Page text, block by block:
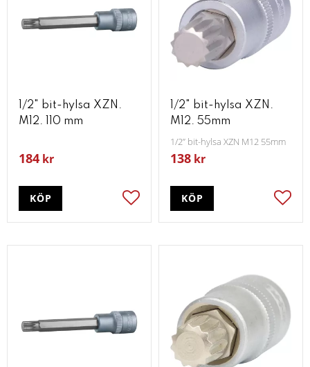
1/2" bit-hylsa XZN.
M12. 110 mm
184 kr
Lägg till i favoriter
KÖP
1/2" bit-hylsa XZN.
M12. 55mm
1/2” bit-hylsa XZN M12 55mm
138 kr
KÖP